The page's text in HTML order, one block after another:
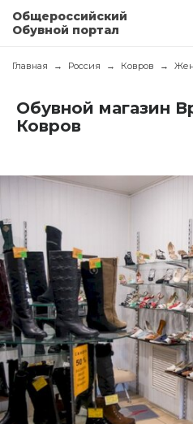
Общероссийский
Обувной портал
Главная Россия Ковров
Обувной магазин
Ковров